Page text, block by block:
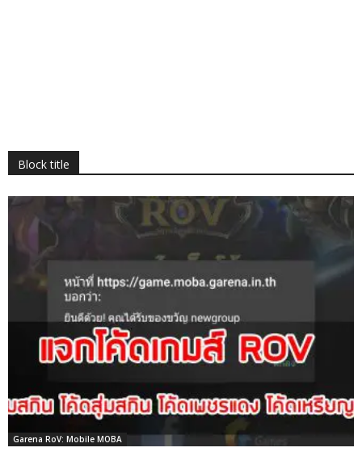
Block title
Garena RoV: Mobile MOBA